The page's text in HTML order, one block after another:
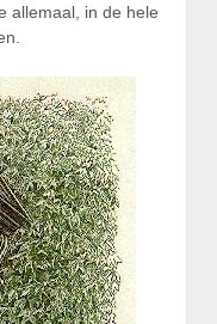
allemaal, in de hele